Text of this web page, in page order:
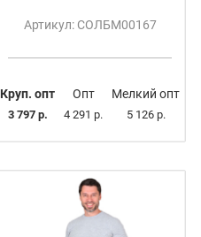
Артикул: СОЛБМ00167
Круп. опт
3 797 р.
Опт
4 291 р.
Мелкий опт
5 126 р.